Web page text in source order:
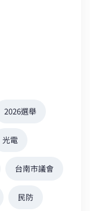
2026選舉
光電
台南市議會
民防